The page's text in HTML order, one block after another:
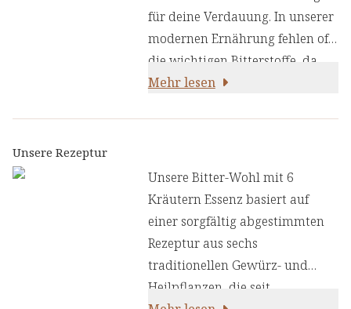
für deine Verdauung. In unserer
modernen Ernährung fehlen oft
die wichtigen Bitterstoffe, da
viele Obst- und Gemüsesorten so
entwickelte Kräuteressenz
schließt diese Lücke und bietet
eine Vielzahl von Vorteilen:
Mehr lesen
Unsere Rezeptur
Unsere Bitter-Wohl mit 6
Kräutern Essenz basiert auf
einer sorgfältig abgestimmten
Rezeptur aus sechs
traditionellen Gewürz- und
Heilpflanzen, die seit